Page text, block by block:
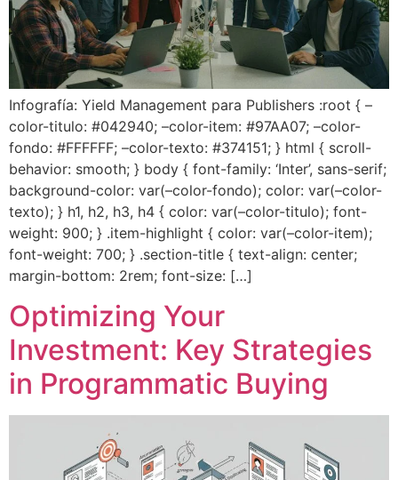
Infografía: Yield Management para Publishers :root { –
color-titulo: #042940; –color-item: #97AA07; –color-
fondo: #FFFFFF; –color-texto: #374151; } html { scroll-
behavior: smooth; } body { font-family: ‘Inter’, sans-serif;
background-color: var(–color-fondo); color: var(–color-
texto); } h1, h2, h3, h4 { color: var(–color-titulo); font-
weight: 900; } .item-highlight { color: var(–color-item);
font-weight: 700; } .section-title { text-align: center;
margin-bottom: 2rem; font-size: […]
Optimizing Your
Investment: Key Strategies
in Programmatic Buying